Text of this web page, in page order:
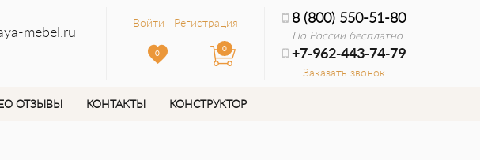
mebel.ru
Войти Регистрация
0 0
8 (800) 550-51-80
По России бесплатно
+7-962-443-74-79
Заказать звонок
ОТЗЫВЫ КОНТАКТЫ КОНСТРУКТОР